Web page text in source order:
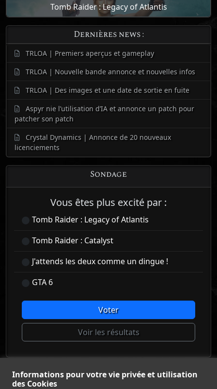
Tomb Raider : Legacy of Atlantis
Dernières news :
TRLOA | Premiers aperçus et gameplay
TRLOA | Nouvelle bande annonce et nouvelles infos
TRLOA | Des images et une date de sortie en fuite
Aspyr nie l’utilisation d’IA et annonce un patch pour
patcher son patch
Crystal Dynamics | Annonce de 20 nouveaux
licenciements
Sondage
Vous êtes plus excité par :
Tomb Raider : Legacy of Atlantis
Tomb Raider : Catalyst
J'attends les deux comme un dingue !
GTA 6
Voter
Voir les résultats
Informations pour votre vie privée et utilisation
des Cookies
© Tomb Raider France 2008 - 2026